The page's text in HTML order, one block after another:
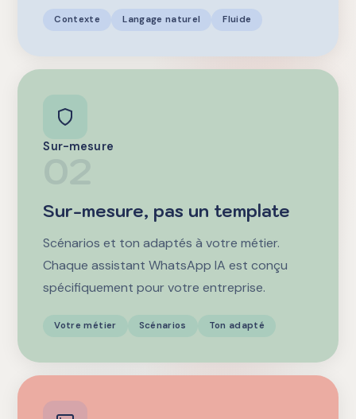
Contexte Langage naturel Fluide
Sur-mesure
Sur-mesure, pas un template
Scénarios et ton adaptés à votre métier.
Chaque assistant WhatsApp IA est conçu
spécifiquement pour votre entreprise.
Votre métier Scénarios Ton adapté